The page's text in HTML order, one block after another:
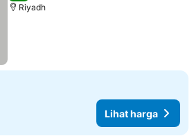
Riyadh
Lihat harga